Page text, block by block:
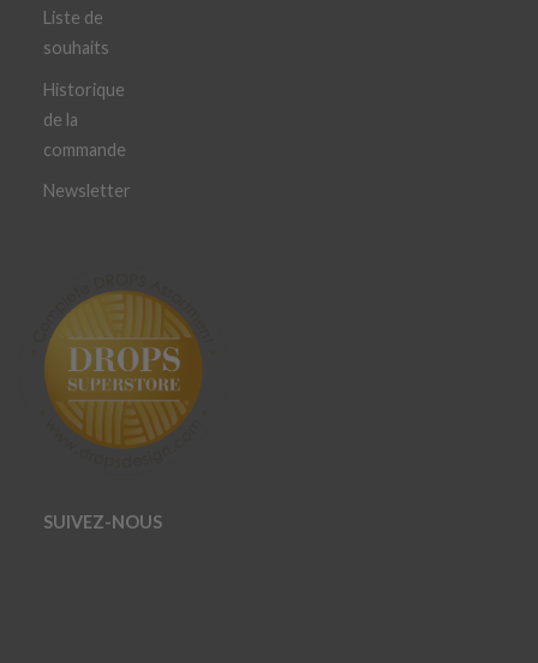
Liste de
souhaits
Historique
de la
commande
Newsletter
SUIVEZ-NOUS